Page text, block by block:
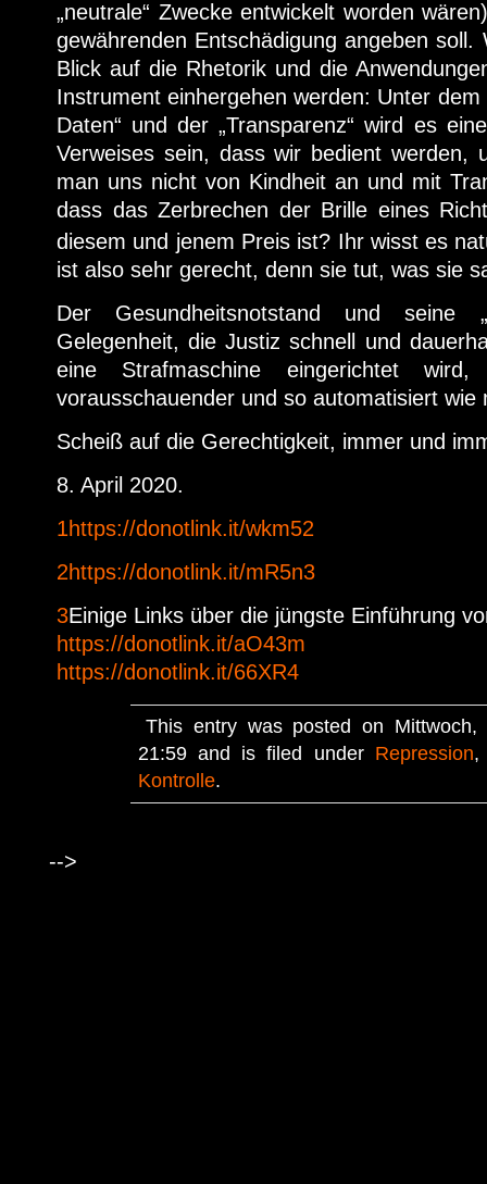
„neutrale“ Zwecke entwickelt worden
gewährenden Entschädigung angeben
Blick auf die Rhetorik und die
Instrument einhergehen werden: Unter
Daten“ und der „Transparenz“ wird es
Verweises sein, dass wir bedient werden,
man uns nicht von Kindheit an und mit
dass das Zerbrechen der Brille eines
diesem und jenem Preis ist? Ihr wisst es
ist also sehr gerecht, denn sie tut, was sie
Der Gesundheitsnotstand und seine
Gelegenheit, die Justiz schnell und
eine Strafmaschine eingerichtet
vorausschauender und so automatisiert wie
Scheiß auf die Gerechtigkeit, immer und
8. April 2020.
1https://donotlink.it/wkm52
2https://donotlink.it/mR5n3
3Einige Links über die jüngste Einführung
https://donotlink.it/aO43m
https://donotlink.it/66XR4
This entry was posted on
21:59 and is filed under Repression
Kontrolle.
-->